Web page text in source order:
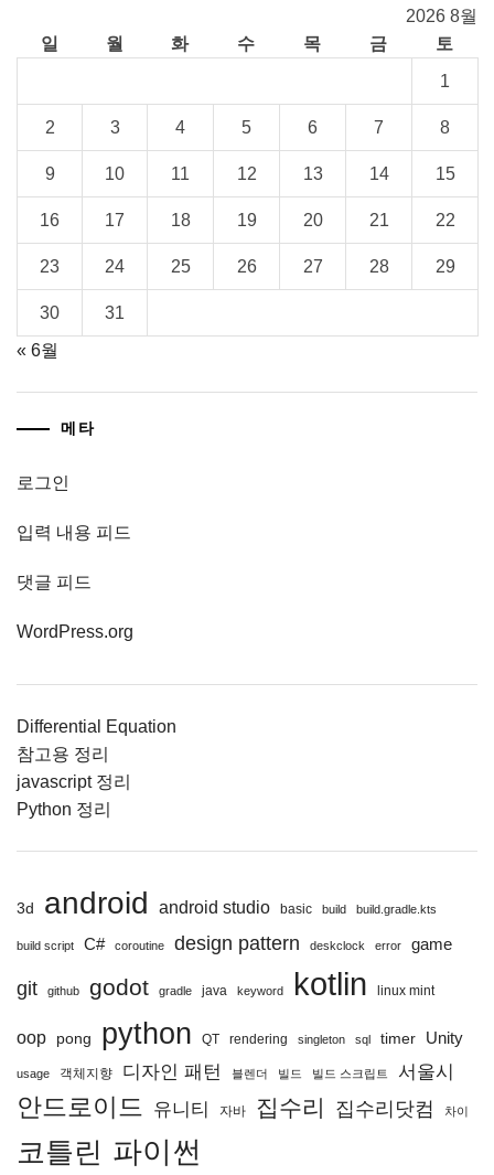
2026 8월
일
월 화 수 목 금
토
1
2 3 4 5 6 7 8
9 10 11 12 13 14 15
16 17 18 19 20 21 22
23 24 25 26 27 28 29
30
31
« 6월
메타
로그인
입력 내용 피드
댓글 피드
WordPress.org
Differential Equation
참고용 정리
javascript 정리
Python 정리
3d android android studio basic build build.gradle.kts
build script C# coroutine design pattern deskclock error game
git github godot gradle java keyword kotlin linux mint
oop pong python QT rendering singleton sql timer Unity
usage 객체지향 디자인 패턴 블렌더 빌드 빌드 스크립트 서울시
안드로이드 유니티 자바 집수리 집수리닷컴 차이
코틀린 파이썬